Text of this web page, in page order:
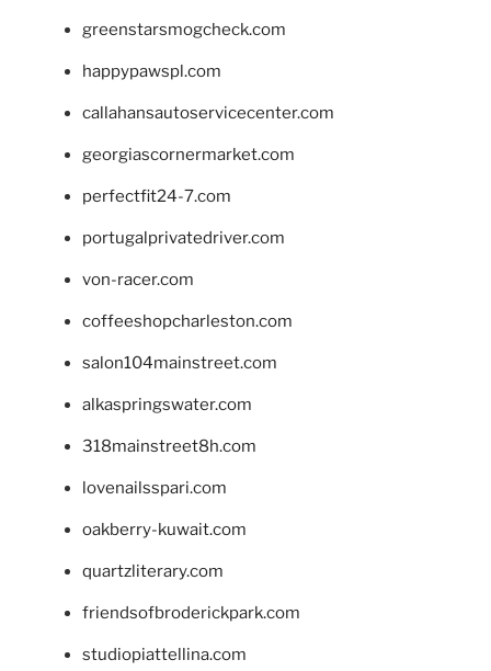
greenstarsmogcheck.com
happypawspl.com
callahansautoservicecenter.com
georgiascornermarket.com
perfectfit24-7.com
portugalprivatedriver.com
von-racer.com
coffeeshopcharleston.com
salon104mainstreet.com
alkaspringswater.com
318mainstreet8h.com
lovenailsspari.com
oakberry-kuwait.com
quartzliterary.com
friendsofbroderickpark.com
studiopiattellina.com